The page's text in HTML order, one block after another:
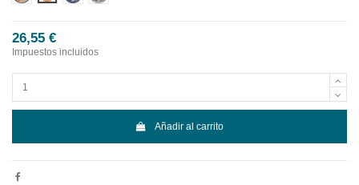
26,55 €
Impuestos incluidos
Añadir al carrito